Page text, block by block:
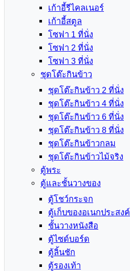
เก้าอี้รีไคลเนอร์
เก้าอี้สตูล
โซฟา 1 ที่นั่ง
โซฟา 2 ที่นั่ง
โซฟา 3 ที่นั่ง
ชุดโต๊ะกินข้าว
ชุดโต๊ะกินข้าว 2 ที่นั่ง
ชุดโต๊ะกินข้าว 4 ที่นั่ง
ชุดโต๊ะกินข้าว 6 ที่นั่ง
ชุดโต๊ะกินข้าว 8 ที่นั่ง
ชุดโต๊ะกินข้าวกลม
ชุดโต๊ะกินข้าวไม้จริง
ตู้พระ
ตู้และชั้นวางของ
ตู้โชว์กระจก
ตู้เก็บของอเนกประสงค์
ชั้นวางหนังสือ
ตู้ไซด์บอร์ด
ตู้ลิ้นชัก
ตู้รองเท้า